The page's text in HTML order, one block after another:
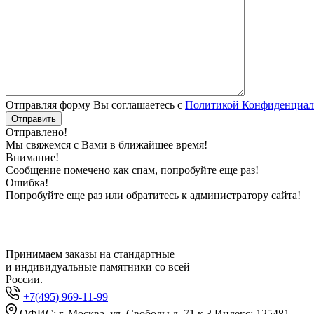
Отправляя форму Вы соглашаетесь с Политикой
Отправлено!
Мы свяжемся с Вами в ближайшее время!
Внимание!
Сообщение помечено как спам, попробуйте еще раз!
Ошибка!
Попробуйте еще раз или обратитесь к администратору сайта!
Принимаем заказы на стандартные
и индивидуальные памятники со всей
России.
+7(495) 969-11-99